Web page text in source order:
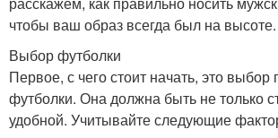
чтобы ваш образ всегда был на высоте.
Выбор футболки
Первое, с чего стоит начать, это
футболки. Она должна быть не только
удобной. Учитывайте следующие